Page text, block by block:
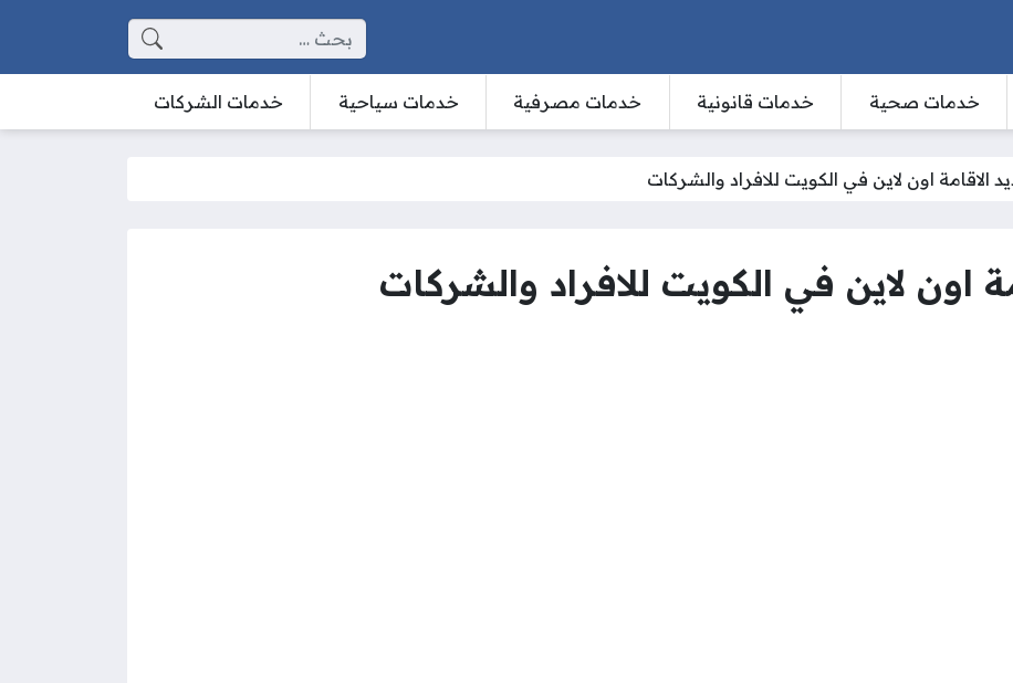
البحث عن:
خدمات صحية خدمات قانونية خدمات مصرفية خدمات سياحية خدمات الشركات
الاقامة اون لاين في الكويت للافراد والشركات
اون لاين في الكويت للافراد والشركات